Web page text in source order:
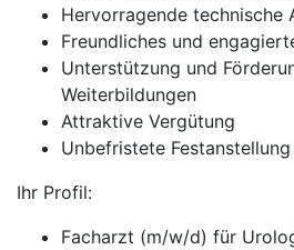
Hervorragende technische
Freundliches und
Unterstützung und
Weiterbildungen
Attraktive Vergütung
Unbefristete
Ihr Profil:
Facharzt (m/w/d) für